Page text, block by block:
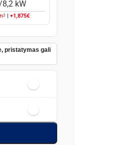
kW
2 +1,875€
pristatymas gali